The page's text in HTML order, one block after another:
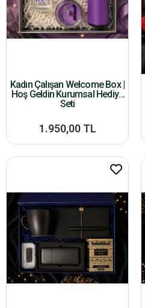
Kadın Çalışan Welcome Box |
Hoş Geldin Kurumsal Hediye
Seti
1.950,00 TL